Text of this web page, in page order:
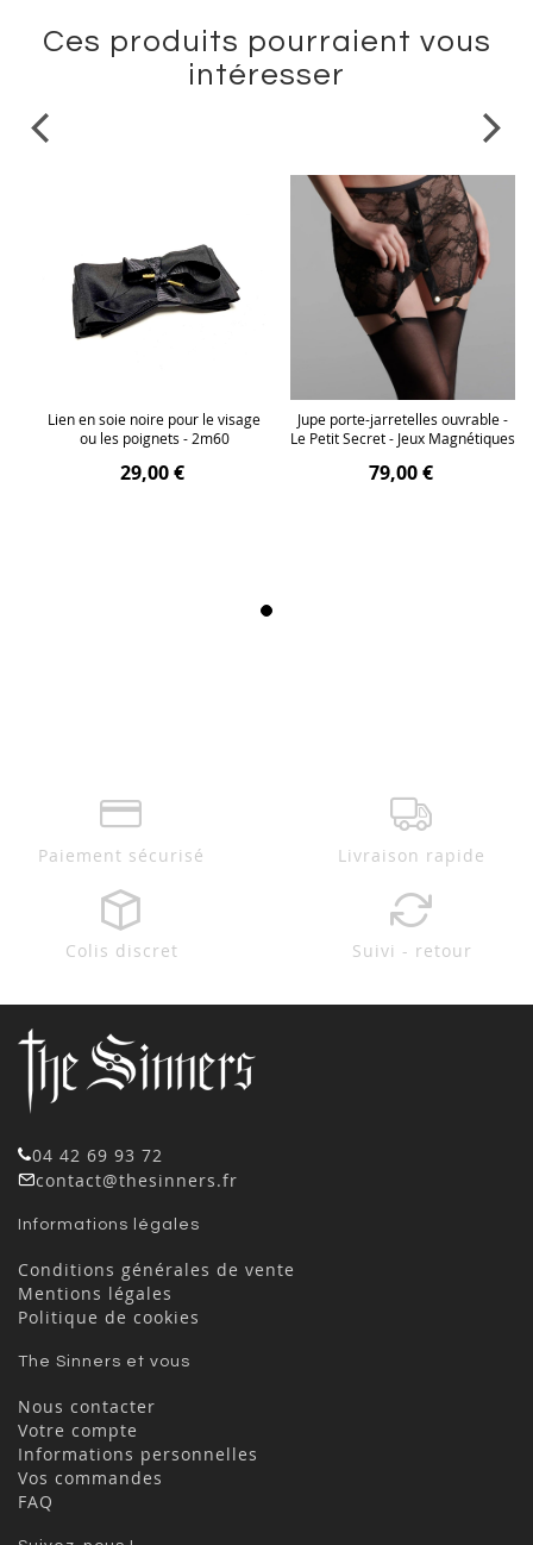
Ces produits pourraient vous
intéresser
Lien en soie noire pour le visage
ou les poignets - 2m60
29,00 €
Jupe porte-jarretelles ouvrable -
Le Petit Secret - Jeux Magnétiques
79,00 €
Paiement sécurisé Livraison rapide
Colis discret Suivi - retour
04 42 69 93 72
contact@thesinners.fr
Informations légales
Conditions générales de vente
Mentions légales
Politique de cookies
The Sinners et vous
Nous contacter
Votre compte
Informations personnelles
Vos commandes
FAQ